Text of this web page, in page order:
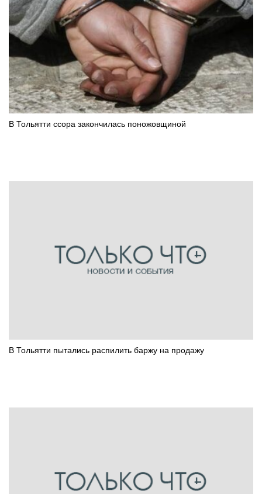
В Тольятти ссора закончилась поножовщиной
В Тольятти пытались распилить баржу на продажу